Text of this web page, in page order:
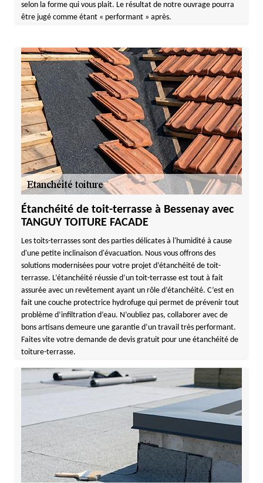
selon la forme qui vous plait. Le résultat de notre ouvrage pourra
être jugé comme étant « performant » après.
Étanchéité de toit-terrasse à Bessenay avec
TANGUY TOITURE FACADE
Les toits-terrasses sont des parties délicates à l'humidité à cause
d'une petite inclinaison d'évacuation. Nous vous offrons des
solutions modernisées pour votre projet d’étanchéité de toit-
terrasse. L’étanchéité réussie d’un toit-terrasse est tout à fait
assurée avec un revêtement ayant un rôle d’étanchéité. C’est en
fait une couche protectrice hydrofuge qui permet de prévenir tout
problème d’infiltration d’eau. N’oubliez pas, collaborer avec de
bons artisans demeure une garantie d’un travail très performant.
Faites vite votre demande de devis gratuit pour une étanchéité de
toiture-terrasse.